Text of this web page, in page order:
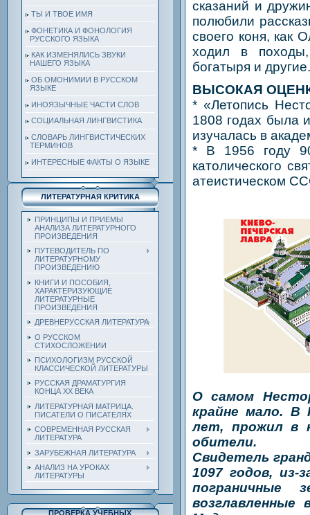
ТЫ И ТВОЕ ИМЯ
ФОНЕТИКА И ФОНОЛОГИЯ
РУССКОГО ЯЗЫКА
КАК ИЗМЕНЯЛИСЬ ЗВУКИ
НАШЕГО ЯЗЫКА
ОБ ОМОНИМИИ В РУССКОМ
ЯЗЫКЕ
ИНОЯЗЫЧНЫЕ ЧАСТИ СЛОВ
СОЦИАЛЬНАЯ ЛИНГВИСТИКА
СЛОВАРЬ ЛИНГВИСТИЧЕСКИХ
ТЕРМИНОВ
ИНТЕРЕСНЫЕ ФАКТЫ О ЯЗЫКЕ
ЛИТЕРАТУРНАЯ КРИТИКА
ПРИНЦИПЫ И ПРИЕМЫ
АНАЛИЗА ЛИТЕРАТУРНОГО
ПРОИЗВЕДЕНИЯ
ПУТЕВОДИТЕЛЬ ПО
ЛИТЕРАТУРНОМУ
ПРОИЗВЕДЕНИЮ
КНИГИ И ПОСОБИЯ,
ХАРАКТЕРИЗУЮЩИЕ
ЛИТЕРАТУРНЫЕ
ПРОИЗВЕДЕНИЯ
ДРЕВНЕРУССКАЯ ЛИТЕРАТУРА
О РУССКОМ
СТИХОСЛОЖЕНИИ
ПСИХОЛОГИЗМ РУССКОЙ
КЛАССИЧЕСКОЙ ЛИТЕРАТУРЫ
РУССКАЯ ДРАМАТУРГИЯ
КОНЦА ХХ ВЕКА
ЛИТЕРАТУРНАЯ МАТРИЦА.
ПИСАТЕЛИ О ПИСАТЕЛЯХ
СОВРЕМЕННАЯ РУССКАЯ
ЛИТЕРАТУРА
ЗАРУБЕЖНАЯ ЛИТЕРАТУРА
АНАЛИЗ НА УРОКАХ
ЛИТЕРАТУРЫ
ПРОВЕРКА УЧЕБНЫХ
сказаний и
полюбили
своего коня, как
ходил в походы,
богатыря и другие.
ВЫСОКАЯ
* «Летопись
1808 годах была
изучалась в
* В 1956 году
католического
атеистическом
О самом
крайне мало. В
лет, прожил в
обители.
Свидетель
1097 годов,
пограничные
возглавленные